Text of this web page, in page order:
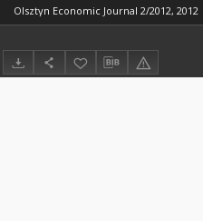
Olsztyn Economic Journal 2/2012, 2012